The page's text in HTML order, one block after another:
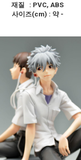
재질 : PVC, ABS
사이즈(cm) : 약 -